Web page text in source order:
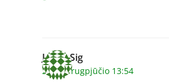
JamesSig
2026 6 rugpjūčio 13:54